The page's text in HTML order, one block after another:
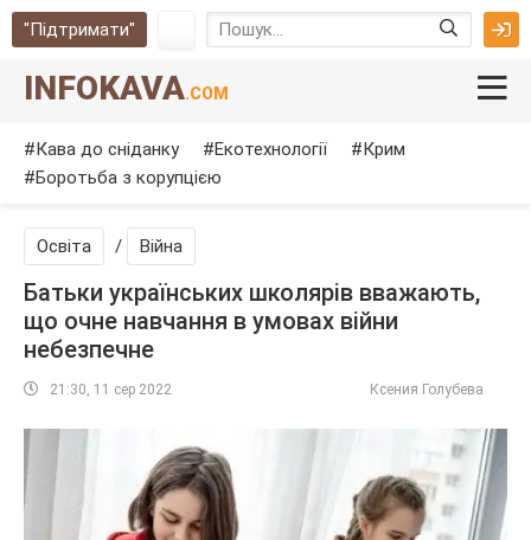
"Підтримати"
INFOKAVA.COM
Кава до сніданку Екотехнології
Крим
Боротьба з корупцією
Освіта / Війна
Батьки українських школярів вважають,
що очне навчання в умовах війни
небезпечне
21:30, 11 сер 2022 Ксения Голубева